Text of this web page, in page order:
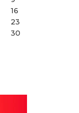
16
23
30